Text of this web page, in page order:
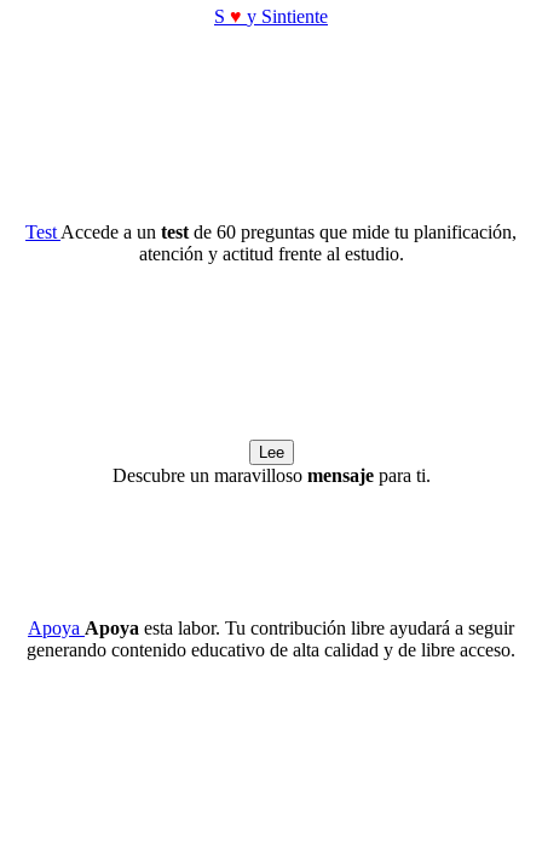
S ♥ y Sintiente
Test Accede a un test de 60 preguntas que mide tu planificación,
atención y actitud frente al estudio.
Lee
Descubre un maravilloso mensajepara ti.
Apoya Apoya esta labor. Tu contribución libre ayudará a seguir
generando contenido educativo de alta calidad y de libre acceso.